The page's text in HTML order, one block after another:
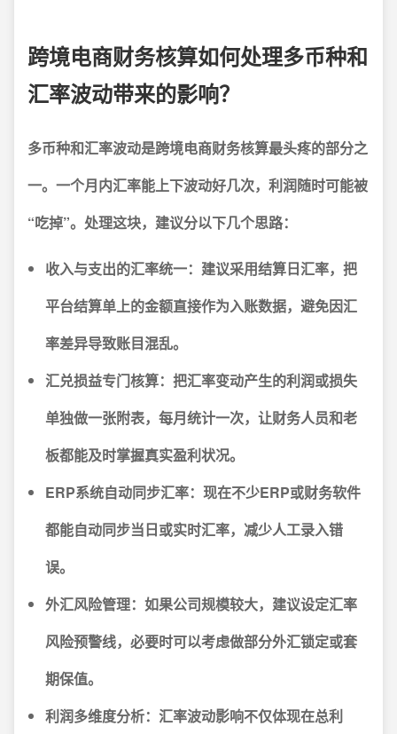
跨境电商财务核算如何处理多币种和
汇率波动带来的影响？
多币种和汇率波动是跨境电商财务核算最头疼的部分之
一。一个月内汇率能上下波动好几次，利润随时可能被
“吃掉”。处理这块，建议分以下几个思路：
收入与支出的汇率统一： 建议采用结算日汇率，把
平台结算单上的金额直接作为入账数据，避免因汇
率差异导致账目混乱。
汇兑损益专门核算： 把汇率变动产生的利润或损失
单独做一张附表，每月统计一次，让财务人员和老
板都能及时掌握真实盈利状况。
ERP系统自动同步汇率： 现在不少ERP或财务软件
都能自动同步当日或实时汇率，减少人工录入错
误。
外汇风险管理： 如果公司规模较大，建议设定汇率
风险预警线，必要时可以考虑做部分外汇锁定或套
期保值。
利润多维度分析： 汇率波动影响不仅体现在总利